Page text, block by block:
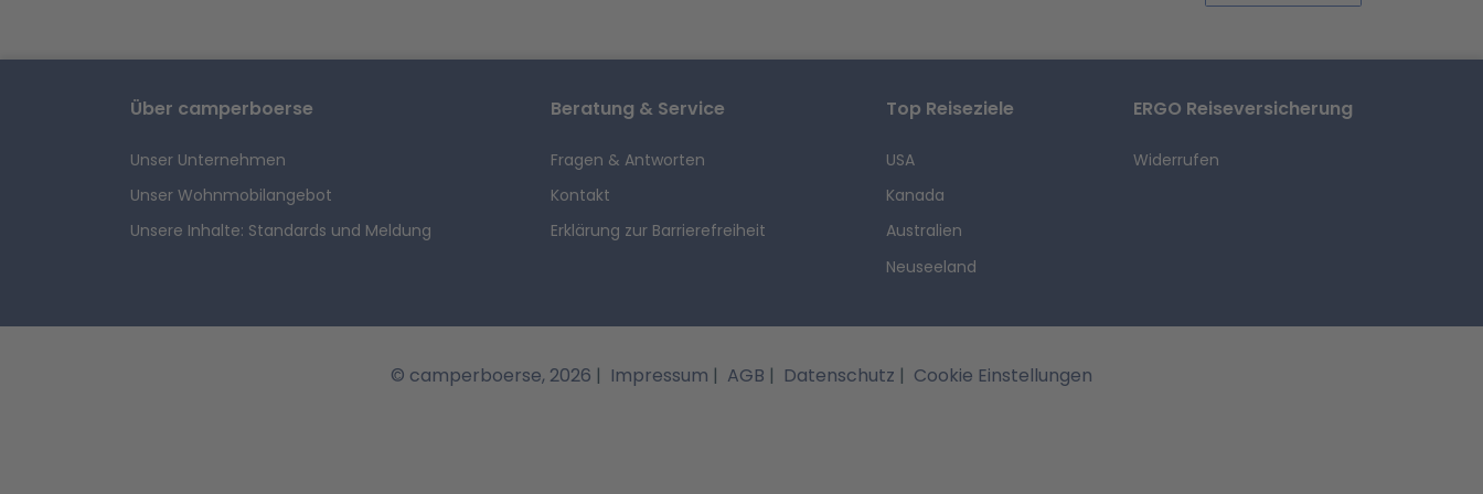
Über camperboerse
Unser Unternehmen
Unser Wohnmobilangebot
Unsere Inhalte: Standards und Meldung
Beratung & Service
Fragen & Antworten
Kontakt
Erklärung zur Barrierefreiheit
Top Reiseziele
USA
Kanada
Australien
Neuseeland
ERGO Reiseversicherung
Widerrufen
© camperboerse, 2026 | Impressum | AGB | Datenschutz | Cookie Einstellungen